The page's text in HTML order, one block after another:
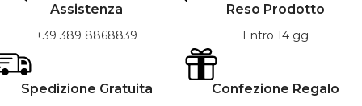
Assistenza
+39 389 8868839
Reso Prodotto
Entro 14 gg
Spedizione Gratuita Confezione Regalo